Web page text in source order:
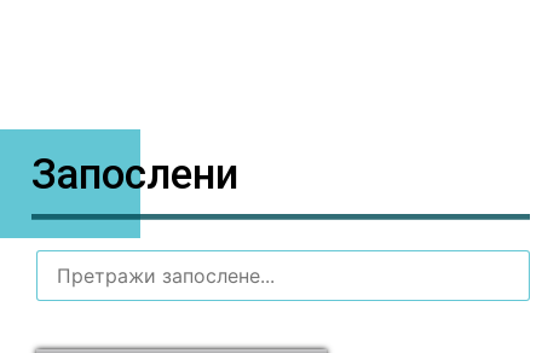
Запослени